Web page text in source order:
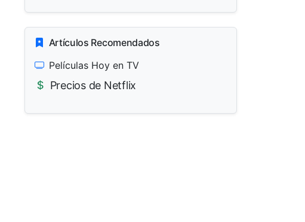
Artículos Recomendados
Películas Hoy en TV
Precios de Netflix